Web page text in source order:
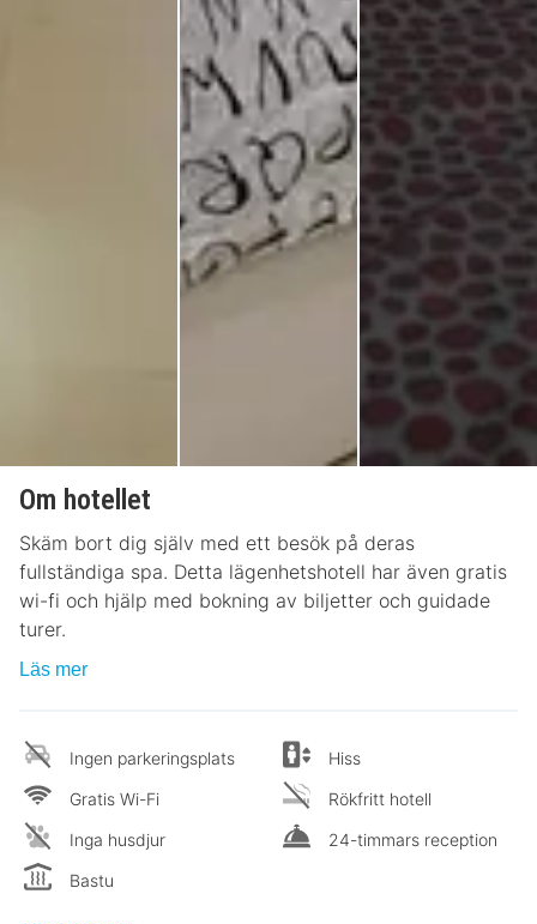
Om hotellet
Skäm bort dig själv med ett besök på deras
fullständiga spa. Detta lägenhetshotell har även gratis
wi-fi och hjälp med bokning av biljetter och guidade
turer.
Läs mer
Ingen parkeringsplats
Gratis Wi-Fi
Inga husdjur
Bastu
Hiss
Rökfritt hotell
24-timmars reception